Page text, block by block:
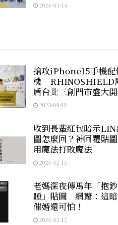
2026-03-14
搶攻iPhone15手機配
機 RHINOSHIELD
盾台北三創門市盛大
2023-09-10
收到長輩紅包暗示
圖怎麼回？神回覆貼
用魔法打敗魔法
2026-02-13
老媽深夜傳馬年「抱
睡」貼圖 網驚：這
催婚還可怕！
2026-02-13